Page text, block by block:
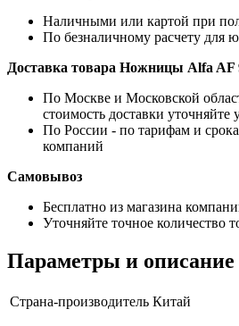
Наличными или картой при
По безналичному расчету для
Доставка товара Ножницы Alfa AF
По Москве и Московской
стоимость доставки уточняйте
По России - по тарифам и
компаний
Самовывоз
Бесплатно из магазина
Уточняйте точное количество
Параметры и описание
Страна-производитель Китай